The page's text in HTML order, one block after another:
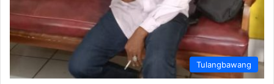
Tulangbawang